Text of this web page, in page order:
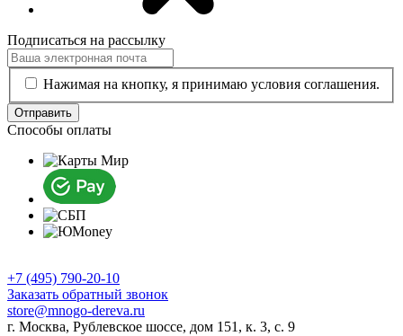
Подписаться на рассылку
Нажимая на кнопку, я принимаю условия соглашения.
Отправить
Способы оплаты
+7 (495) 790-20-10
Заказать обратный звонок
store@mnogo-dereva.ru
г. Москва, Рублевское шоссе, дом 151, к. 3, с. 9